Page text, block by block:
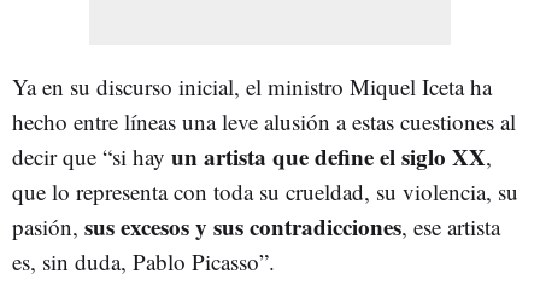
Ya en su discurso inicial, el ministro Miquel Iceta ha
hecho entre líneas una leve alusión a estas cuestiones al
decir que “si hay un artista que define el siglo XX,
que lo representa con toda su crueldad, su violencia, su
pasión, sus excesos y sus contradicciones, ese artista
es, sin duda, Pablo Picasso”.